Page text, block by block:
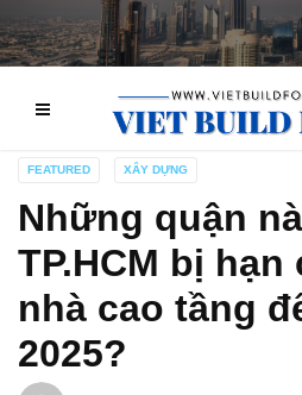
FEATURED XÂY DỰNG
Những quận
TP.HCM bị hạn
nhà cao tầng
2025?